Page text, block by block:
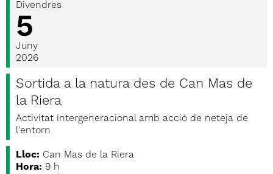
Divendres
5
Juny
2026
Sortida a la natura des de Can Mas de
la Riera
Activitat intergeneracional amb acció de neteja de
l'entorn
Lloc: Can Mas de la Riera
Hora: 9 h